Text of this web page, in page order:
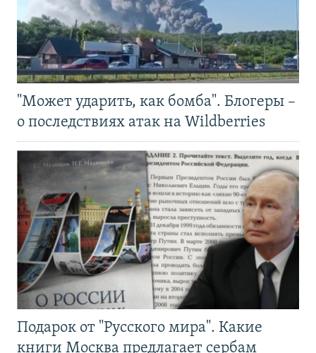
"Может ударить, как бомба". Блогеры –
о последствиях атак на Wildberries
Подарок от "Русского мира". Какие
книги Москва предлагает сербам